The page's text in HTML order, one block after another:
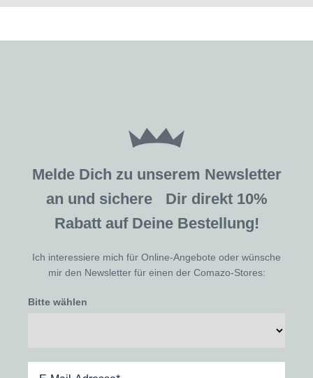
Melde Dich zu unserem Newsletter
an und sichere Dir direkt 10%
Rabatt auf Deine Bestellung!
Ich interessiere mich für Online-Angebote oder wünsche
mir den Newsletter für einen der Comazo-Stores:
Bitte wählen